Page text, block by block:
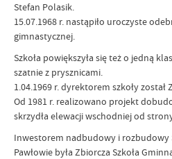
Stefan Polasik.
15.07.1968 r. nastąpiło uroczyste
gimnastycznej.
Szkoła powiększyła się też o jedną
szatnie z prysznicami.
1.04.1969 r. dyrektorem szkoły został
Od 1981 r. realizowano projekt
skrzydła elewacji wschodniej od
Inwestorem nadbudowy i rozbudowy
Pawłowie była Zbiorcza Szkoła